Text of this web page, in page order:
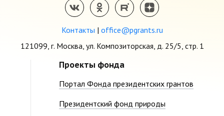
Контакты | office@pgrants.ru
121099, г. Москва, ул. Композиторская, д. 25/5, стр. 1
Проекты фонда
Портал Фонда президентских грантов
Президентский фонд природы